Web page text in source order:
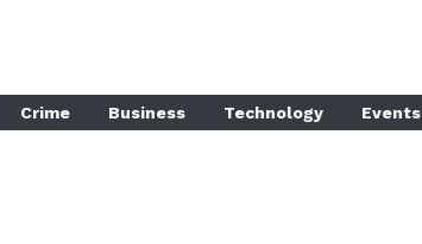
Crime Business Technology Events